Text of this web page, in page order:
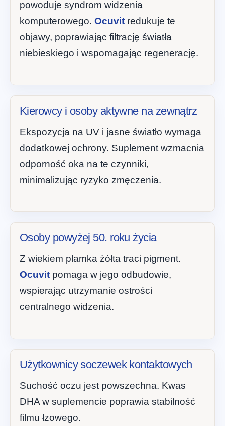
powoduje syndrom widzenia
komputerowego. Ocuvit redukuje te
objawy, poprawiając filtrację światła
niebieskiego i wspomagając regenerację.
Kierowcy i osoby aktywne na zewnątrz
Ekspozycja na UV i jasne światło wymaga
dodatkowej ochrony. Suplement wzmacnia
odporność oka na te czynniki,
minimalizując ryzyko zmęczenia.
Osoby powyżej 50. roku życia
Z wiekiem plamka żółta traci pigment.
Ocuvit pomaga w jego odbudowie,
wspierając utrzymanie ostrości
centralnego widzenia.
Użytkownicy soczewek kontaktowych
Suchość oczu jest powszechna. Kwas
DHA w suplemencie poprawia stabilność
filmu łzowego.